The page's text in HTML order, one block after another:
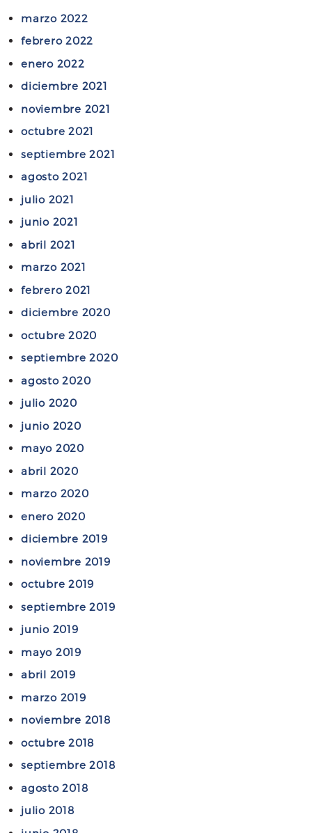
l
l
l
i
m
i
n
t
o
l
D
r
T
o
m
s
R
i
o
t
n
d
e
s
a
e
l
f
l
e
m
i
e
t
o
d
D
r
a
r
i
E
r
n
t
o
m
i
n
marzo 2022
febrero 2022
enero 2022
diciembre 2021
noviembre 2021
octubre 2021
septiembre 2021
agosto 2021
julio 2021
junio 2021
abril 2021
marzo 2021
febrero 2021
diciembre 2020
octubre 2020
septiembre 2020
agosto 2020
julio 2020
junio 2020
mayo 2020
abril 2020
marzo 2020
enero 2020
diciembre 2019
noviembre 2019
octubre 2019
septiembre 2019
junio 2019
mayo 2019
abril 2019
marzo 2019
noviembre 2018
octubre 2018
septiembre 2018
agosto 2018
julio 2018